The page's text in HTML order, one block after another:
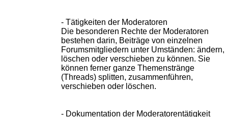
- Tätigkeiten der Moderatoren
Die besonderen Rechte der Moderatoren
bestehen darin, Beiträge von einzelnen
Forumsmitgliedern unter Umständen: ändern,
löschen oder verschieben zu können. Sie
können ferner ganze Themenstränge
(Threads) splitten, zusammenführen,
verschieben oder löschen.
- Dokumentation der Moderatorentätigkeit